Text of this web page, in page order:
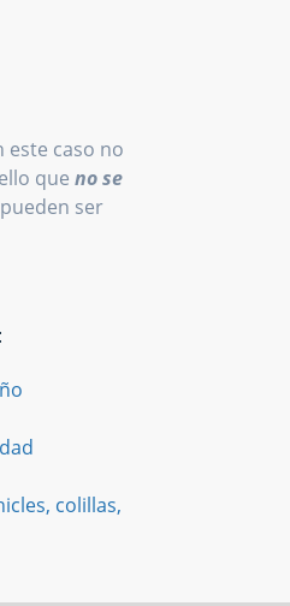
este caso no
que no se
ser
colillas,